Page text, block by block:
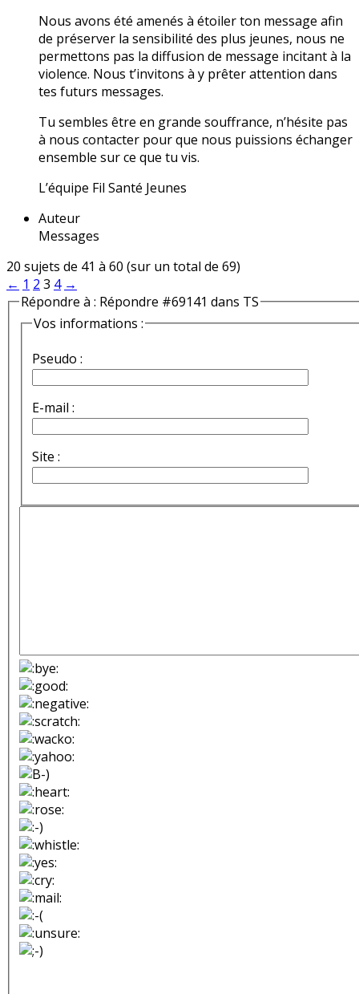
Nous avons été amenés à étoiler ton message afin
de préserver la sensibilité des plus jeunes, nous ne
permettons pas la diffusion de message incitant à la
violence. Nous t’invitons à y prêter attention dans
tes futurs messages.
Tu sembles être en grande souffrance, n’hésite pas
à nous contacter pour que nous puissions échanger
ensemble sur ce que tu vis.
L’équipe Fil Santé Jeunes
Auteur
Messages
20 sujets de 41 à 60 (sur un total de 69)
← 1 2 3 4 →
Répondre à : Répondre #69141 dans TS
Vos informations :
Pseudo :
E-mail :
Site :